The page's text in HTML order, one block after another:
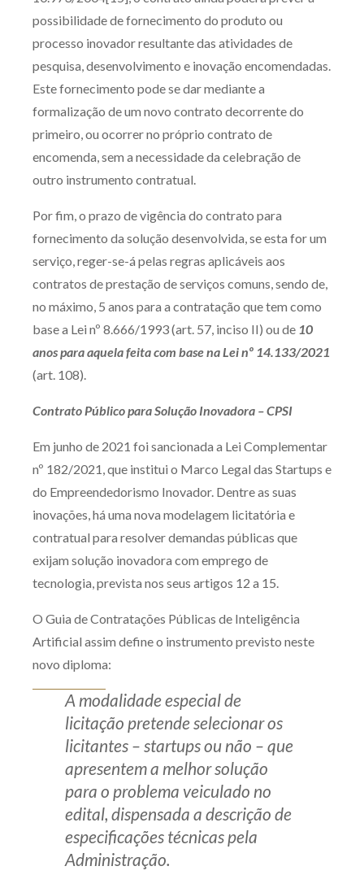
possibilidade de fornecimento do produto ou
processo inovador resultante das atividades de
pesquisa, desenvolvimento e inovação encomendadas.
Este fornecimento pode se dar mediante a
formalização de um novo contrato decorrente do
primeiro, ou ocorrer no próprio contrato de
encomenda, sem a necessidade da celebração de
outro instrumento contratual.
Por fim, o prazo de vigência do contrato para
fornecimento da solução desenvolvida, se esta for um
serviço, reger-se-á pelas regras aplicáveis aos
contratos de prestação de serviços comuns, sendo de,
no máximo, 5 anos para a contratação que tem como
base a Lei nº 8.666/1993 (art. 57, inciso II) ou de 10
anos para aquela feita com base na Lei nº 14.133/2021
(art. 108).
Contrato Público para Solução Inovadora – CPSI
Em junho de 2021 foi sancionada a Lei Complementar
nº 182/2021, que institui o Marco Legal das Startups e
do Empreendedorismo Inovador. Dentre as suas
inovações, há uma nova modelagem licitatória e
contratual para resolver demandas públicas que
exijam solução inovadora com emprego de
tecnologia, prevista nos seus artigos 12 a 15.
O Guia de Contratações Públicas de Inteligência
Artificial assim define o instrumento previsto neste
novo diploma:
A modalidade especial de
licitação pretende selecionar os
licitantes – startups ou não – que
apresentem a melhor solução
para o problema veiculado no
edital, dispensada a descrição de
especificações técnicas pela
Administração.